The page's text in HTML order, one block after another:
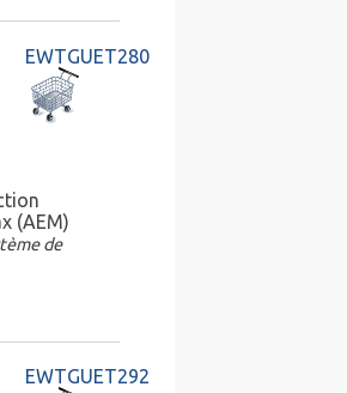
EWTGUET280
(AEM)
de
EWTGUET292